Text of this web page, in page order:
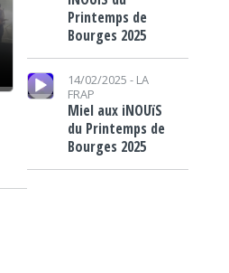
Printemps de
Bourges 2025
Lecteur audio
14/02/2025 - LA
FRAP
Miel aux iNOUïS
du Printemps de
Bourges 2025